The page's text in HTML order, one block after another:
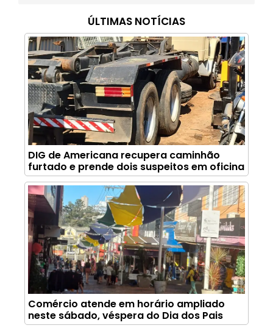
ÚLTIMAS NOTÍCIAS
DIG de Americana recupera caminhão
furtado e prende dois suspeitos em oficina
Comércio atende em horário ampliado
neste sábado, véspera do Dia dos Pais